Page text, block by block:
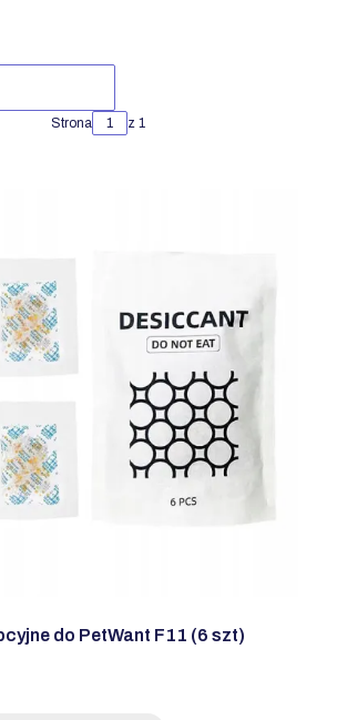
Strona z 1
do PetWant F11 (6 szt)